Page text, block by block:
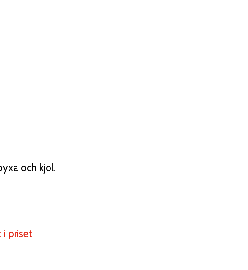
och kjol.
priset.